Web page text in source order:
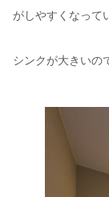
がしやすくなって
シンクが大きいの